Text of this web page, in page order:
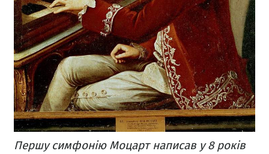
Першу симфонію Моцарт написав у 8 років